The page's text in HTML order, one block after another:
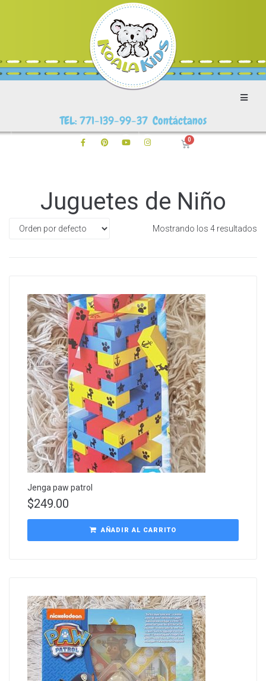
TEL: 771-139-99-37 Contáctanos
Juguetes de Niño
Mostrando los 4 resultados
Jenga paw patrol
$249.00
AÑADIR AL CARRITO